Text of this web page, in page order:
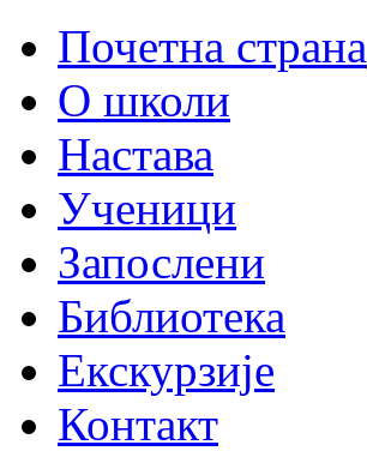
Почетна страна
О школи
Настава
Ученици
Запослени
Библиотека
Екскурзије
Контакт